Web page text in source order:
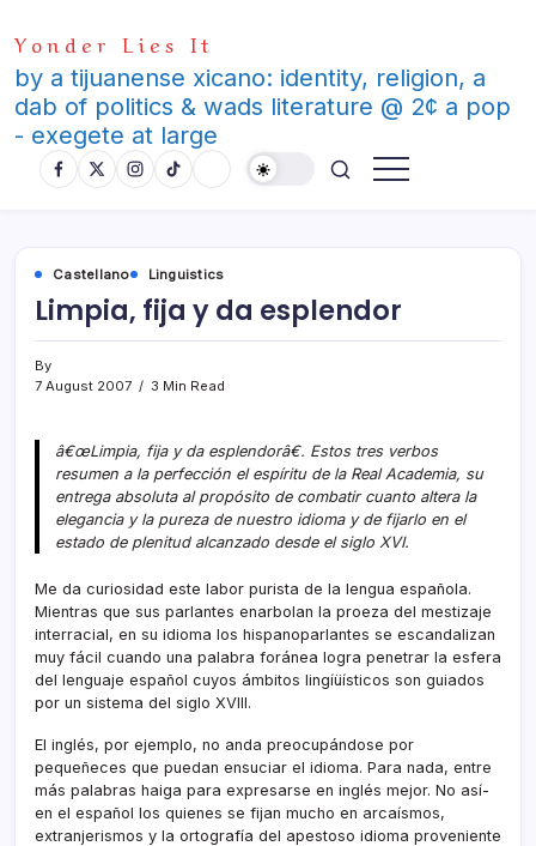
to
content
Yonder Lies It
by a tijuanense xicano: identity, religion, a
dab of politics & wads literature @ 2¢ a pop
- exegete at large
Castellano Linguistics
Limpia, fija y da esplendor
By
7 August 2007
3 Min Read
â€œLimpia, fija y da esplendorâ€. Estos tres verbos
resumen a la perfección el espí­ritu de la Real Academia, su
entrega absoluta al propósito de combatir cuanto altera la
elegancia y la pureza de nuestro idioma y de fijarlo en el
estado de plenitud alcanzado desde el siglo XVI.
Me da curiosidad este labor purista de la lengua española.
Mientras que sus parlantes enarbolan la proeza del mestizaje
interracial, en su idioma los hispanoparlantes se escandalizan
muy fácil cuando una palabra foránea logra penetrar la esfera
del lenguaje español cuyos ámbitos lingíüí­sticos son guiados
por un sistema del siglo XVIII.
El inglés, por ejemplo, no anda preocupándose por
pequeñeces que puedan ensuciar el idioma. Para nada, entre
más palabras haiga para expresarse en inglés mejor. No así­
en el español los quienes se fijan mucho en arcaí­smos,
extranjerismos y la ortografí­a del apestoso idioma proveniente